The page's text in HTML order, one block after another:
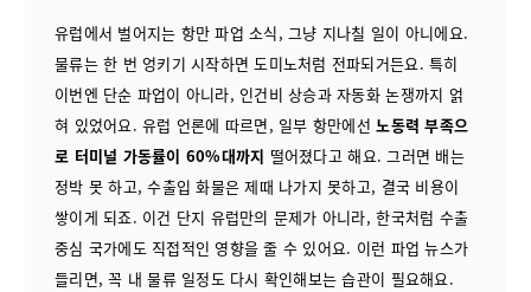
유럽에서 벌어지는 항만 파업 소식, 그냥 지나칠 일이 아니에요.
물류는 한 번 엉키기 시작하면 도미노처럼 전파되거든요. 특히
이번엔 단순 파업이 아니라, 인건비 상승과 자동화 논쟁까지 얽
혀 있었어요. 유럽 언론에 따르면, 일부 항만에선 노동력 부족으
로 터미널 가동률이 60%대까지 떨어졌다고 해요. 그러면 배는
정박 못 하고, 수출입 화물은 제때 나가지 못하고, 결국 비용이
쌓이게 되죠. 이건 단지 유럽만의 문제가 아니라, 한국처럼 수출
중심 국가에도 직접적인 영향을 줄 수 있어요. 이런 파업 뉴스가
들리면, 꼭 내 물류 일정도 다시 확인해보는 습관이 필요해요.